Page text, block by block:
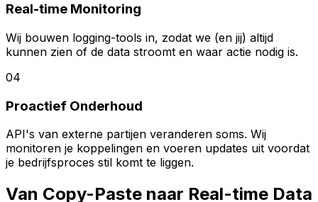
Real-time Monitoring
Wij bouwen logging-tools in, zodat we (en jij) altijd
kunnen zien of de data stroomt en waar actie nodig is.
04
Proactief Onderhoud
API's van externe partijen veranderen soms. Wij
monitoren je koppelingen en voeren updates uit voordat
je bedrijfsproces stil komt te liggen.
Van Copy-Paste naar Real-time Data